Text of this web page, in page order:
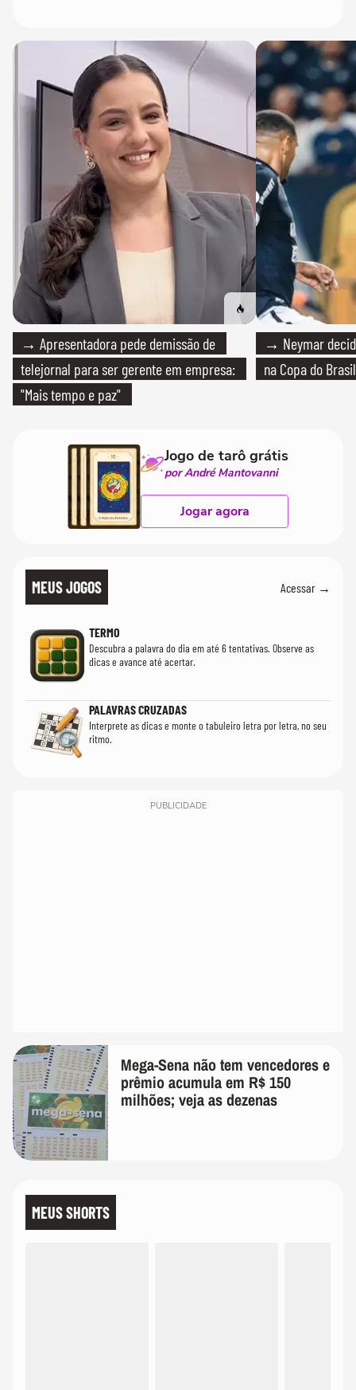
→ Apresentadora pede demissão de
telejornal para ser gerente em empresa:
"Mais tempo e paz"
→ Neymar
na Copa do Brasil
Jogo de tarô grátis
por André Mantovanni
Jogar agora
MEUS JOGOS Acessar →
TERMO
Descubra a palavra do dia em até 6 tentativas. Observe as
dicas e avance até acertar.
PALAVRAS CRUZADAS
Interprete as dicas e monte o tabuleiro letra por letra, no seu
ritmo.
PUBLICIDADE
Mega-Sena não tem vencedores e
prêmio acumula em R$ 150
milhões; veja as dezenas
MEUS SHORTS